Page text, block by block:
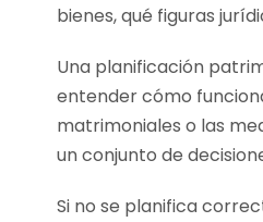
bienes, qué figuras
Una planificación
entender cómo
matrimoniales o las
un conjunto de
Si no se planifica